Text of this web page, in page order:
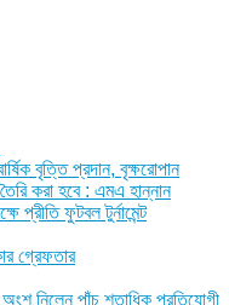
বৃত্তি প্রদান, বৃক্ষরোপান
করা হবে : এমএ হান্নান
ফুটবল টুর্নামেন্ট
গ্রেফতার
নিলেন পাঁচ শতাধিক প্রতিযোগী